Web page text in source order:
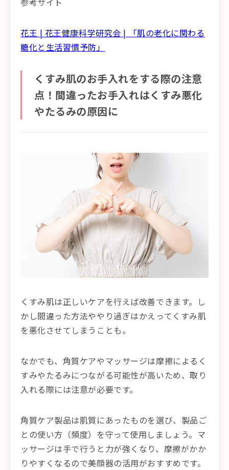
花王 | 花王健康科学研究会 | 「肌の老化に関わる
糖化と生活習慣予防」
くすみ肌のお手入れをする際の注意
点！間違ったお手入れはくすみ悪化
やたるみの原因に
くすみ肌は正しいケアを行えば改善できます。し
かし間違った方法ややり過ぎはかえってくすみ肌
を悪化させてしまうことも。
なかでも、角質ケアやマッサージは摩擦によるく
すみやたるみにつながる可能性が高いため、取り
入れる際には注意が必要です。
角質ケア製品は肌質にあったものを選び、製品ご
との使い方（頻度）を守って使用しましょう。マ
ッサージは手で行うと力が強くなり、摩擦がかか
りやすくなるので美顔器の活用がおすすめです。